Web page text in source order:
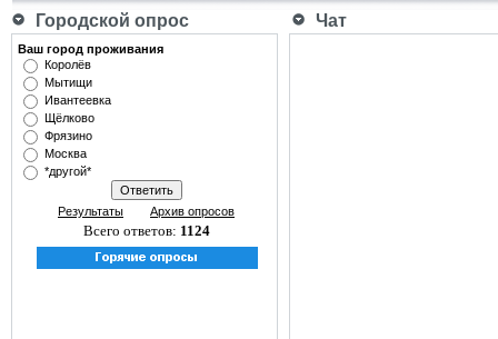
Городской опрос Чат
Ваш город проживания
Королёв
Мытищи
Ивантеевка
Щёлково
Фрязино
Москва
*другой*
Результаты Архив опросов
Всего ответов: 1124